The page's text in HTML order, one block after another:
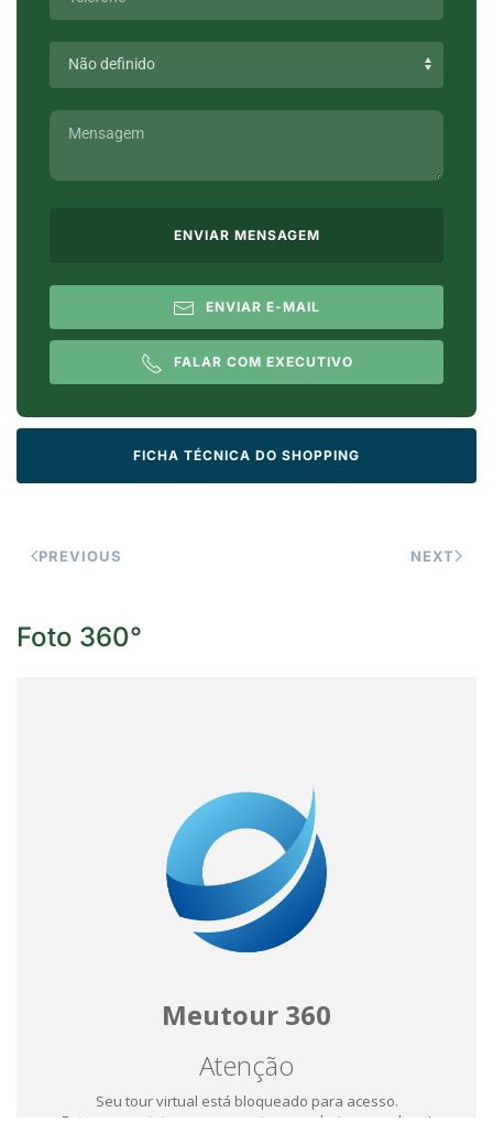
ENVIAR MENSAGEM
ENVIAR E-MAIL
FALAR COM EXECUTIVO
FICHA TÉCNICA DO SHOPPING
PREVIOUS NEXT
Foto 360°